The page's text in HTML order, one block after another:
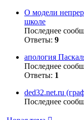
О модели
школе
Последнее
Ответы: 9
апология
Последнее
Ответы: 1
ded32.net.ru
Последнее